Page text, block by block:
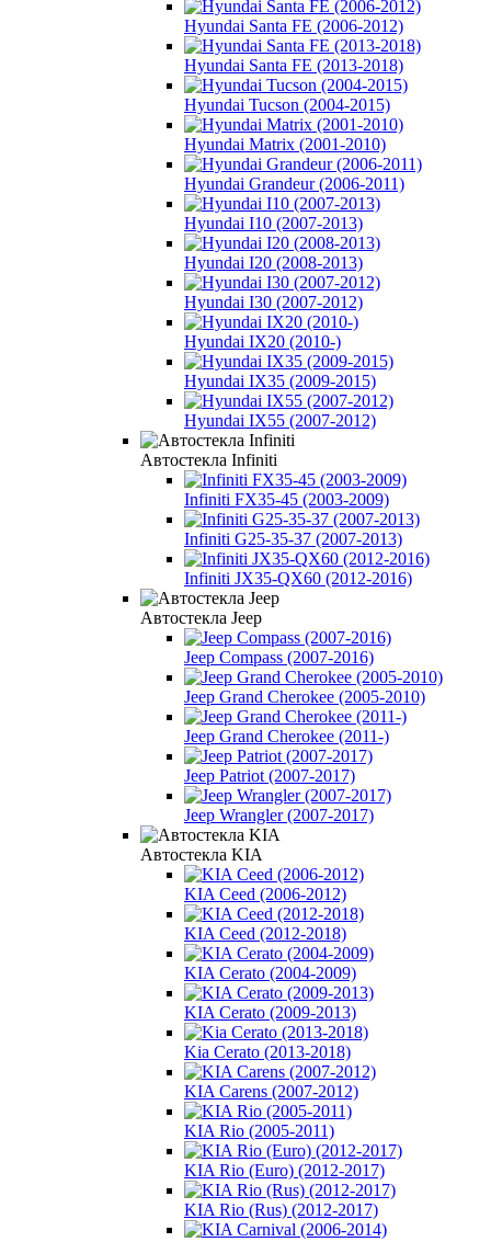
Hyundai Santa FE (2006-2012)
Hyundai Santa FE (2013-2018)
Hyundai Tucson (2004-2015)
Hyundai Matrix (2001-2010)
Hyundai Grandeur (2006-2011)
Hyundai I10 (2007-2013)
Hyundai I20 (2008-2013)
Hyundai I30 (2007-2012)
Hyundai IX20 (2010-)
Hyundai IX35 (2009-2015)
Hyundai IX55 (2007-2012)
Автостекла Infiniti
Infiniti FX35-45 (2003-2009)
Infiniti G25-35-37 (2007-2013)
Infiniti JX35-QX60 (2012-2016)
Автостекла Jeep
Jeep Compass (2007-2016)
Jeep Grand Cherokee (2005-2010)
Jeep Grand Cherokee (2011-)
Jeep Patriot (2007-2017)
Jeep Wrangler (2007-2017)
Автостекла KIA
KIA Ceed (2006-2012)
KIA Ceed (2012-2018)
KIA Cerato (2004-2009)
KIA Cerato (2009-2013)
Kia Cerato (2013-2018)
KIA Carens (2007-2012)
KIA Rio (2005-2011)
KIA Rio (Euro) (2012-2017)
KIA Rio (Rus) (2012-2017)